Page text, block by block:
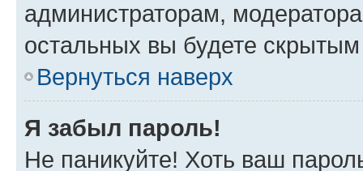
администраторам,
остальных вы будете
Вернуться наверх
Я забыл пароль!
Не паникуйте! Хоть ваш